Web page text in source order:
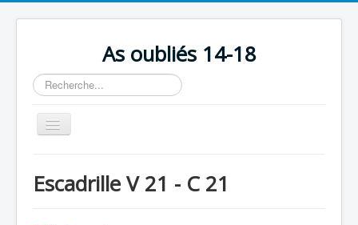
As oubliés 14-18
Rechercher
Basculer
la
Chronologie
Escadrille V 21 - C 21